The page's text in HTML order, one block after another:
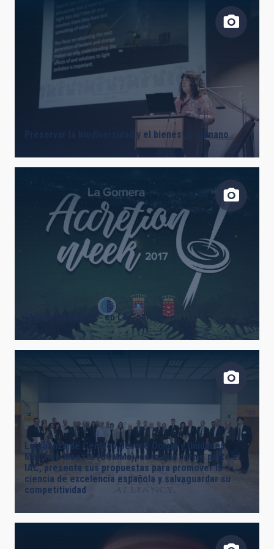
Preservar la biodiversidad y el bienestar humano
“Agujeros negros” en La Gomera
La Alianza de Centros Severo Ochoa y Unidades
María de Maeztu (SOMMa), de la que forma parte el
IAC, presenta sus propuestas para promover la
ciencia de excelencia española y salvaguardar su
competitividad